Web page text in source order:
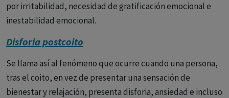
por irritabilidad, necesidad de gratificación emocional e
inestabilidad emocional.
Disforia postcoito
Se llama así al fenómeno que ocurre cuando una persona,
tras el coito, en vez de presentar una sensación de
bienestar y relajación, presenta disforia, ansiedad e incluso